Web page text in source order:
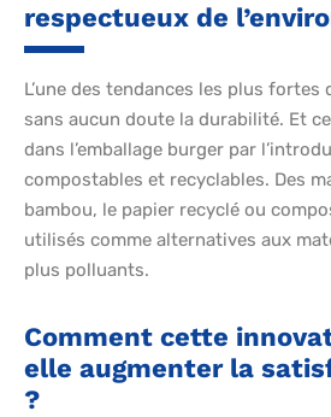
respectueux de
L’une des tendances les plus
sans aucun doute la durabilité. Et
dans l’emballage burger par
compostables et recyclables. Des
bambou, le papier recyclé ou
utilisés comme alternatives aux
plus polluants.
Comment cette
elle augmenter la
?